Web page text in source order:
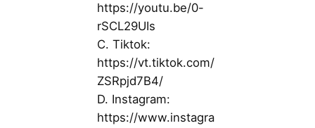
https://youtu.be/0-
rSCL29UIs
C. Tiktok:
https://vt.tiktok.com/
ZSRpjd7B4/
D. Instagram:
https://www.instagra